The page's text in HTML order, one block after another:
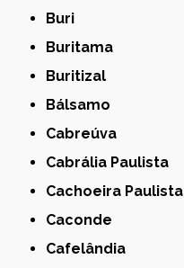
Buri
Buritama
Buritizal
Bálsamo
Cabreúva
Cabrália Paulista
Cachoeira Paulista
Caconde
Cafelândia